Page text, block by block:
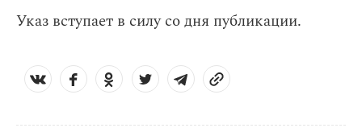
Указ вступает в силу со дня публикации.